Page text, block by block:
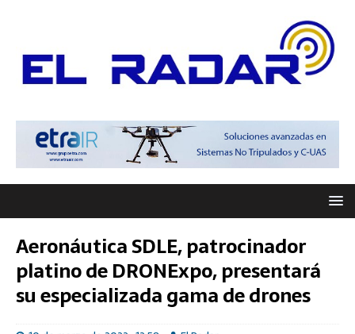
Aeronáutica SDLE, patrocinador
platino de DRONExpo, presentará
su especializada gama de drones